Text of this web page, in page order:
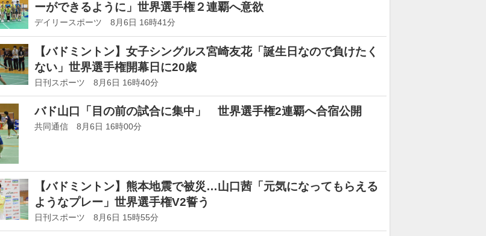
ーができるように」世界選手権２連覇へ意欲
デイリースポーツ 8月6日 16時41分
【バドミントン】女子シングルス宮崎友花「誕生日なので負けたく
ない」世界選手権開幕日に20歳
日刊スポーツ 8月6日 16時40分
バド山口「目の前の試合に集中」 世界選手権2連覇へ合宿公開
共同通信 8月6日 16時00分
【バドミントン】熊本地震で被災…山口茜「元気になってもらえる
ようなプレー」世界選手権V2誓う
日刊スポーツ 8月6日 15時55分